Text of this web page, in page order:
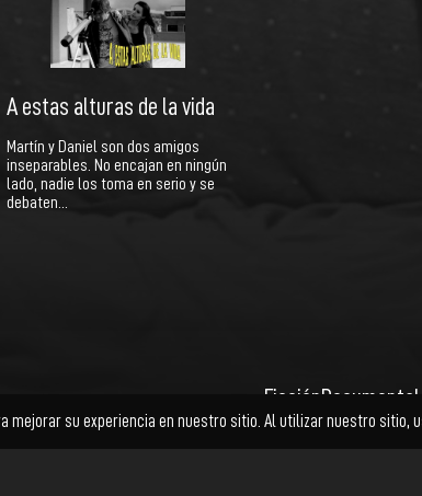
A estas alturas de la vida
Martín y Daniel son dos amigos
inseparables. No encajan en ningún
lado, nadie los toma en serio y se
debaten…
FicciónDocumental